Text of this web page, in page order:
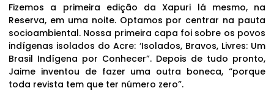
Fizemos a primeira edição da Xapuri lá mesmo, na
Reserva, em uma noite. Optamos por centrar na pauta
socioambiental. Nossa primeira capa foi sobre os povos
indígenas isolados do Acre: ‘Isolados, Bravos, Livres: Um
Brasil Indígena por Conhecer”. Depois de tudo pronto,
Jaime inventou de fazer uma outra boneca, “porque
toda revista tem que ter número zero”.